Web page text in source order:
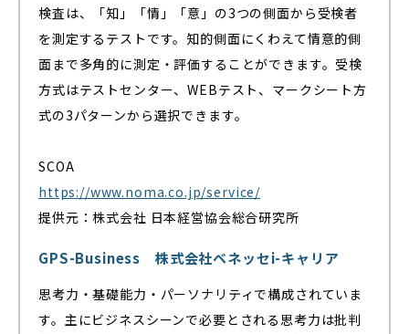
検査は、「知」「情」「意」の3つの側面から受検者
を測定するテストです。知的側面にくわえて情意的側
面まで多角的に測定・評価することができます。受検
方式はテストセンター、WEBテスト、マークシート方
式の3パターンから選択できます。
SCOA
https://www.noma.co.jp/service/
提供元：株式会社 日本経営協会総合研究所
GPS-Business 株式会社ベネッセi-キャリア
思考力・基礎能力・パーソナリティで構成されていま
す。主にビジネスシーンで必要とされる思考力は批判